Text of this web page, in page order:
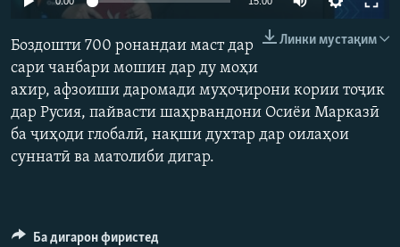
ГУЗОРИШҲОИ РАДИОӢ
ПАЙГИРӢ КУНЕД
Линки мустақим
Боздошти 700 ронандаи маст дар
сари чанбари мошин дар ду моҳи
ахир, афзоиши даромади муҳоҷирони кории тоҷик
дар Русия, пайвасти шаҳрвандони Осиёи Марказӣ
ба ҷиҳоди глобалӣ, нақши духтар дар оилаҳои
суннатӣ ва матолиби дигар.
Ба дигарон фиристед